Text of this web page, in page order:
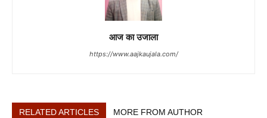
आज का उजाला
https://www.aajkaujala.com/
RELATED ARTICLES MORE FROM AUTHOR